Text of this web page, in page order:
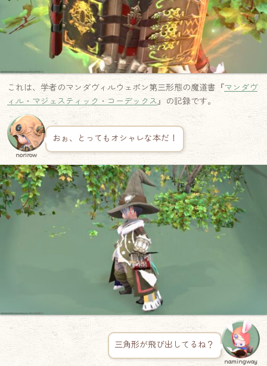
これは、学者のマンダヴィルウェポン第三形態の魔道書『マンダヴ
ィル・マジェスティック・コーデックス』の記録です。
norirow
おぉ、とってもオシャレな本だ！
三角形が飛び出してるね？
namingway